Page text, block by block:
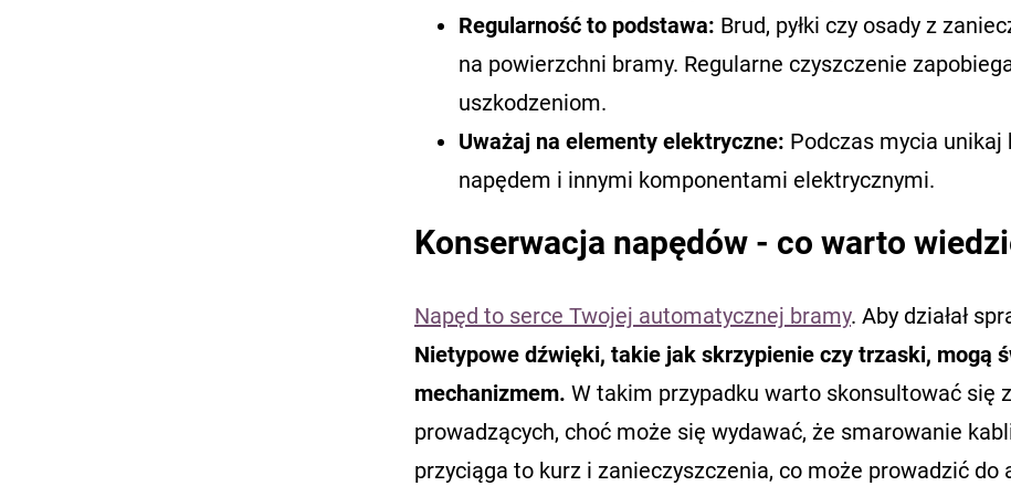
Regularność to podstawa: Brud, pyłki czy osady z
na powierzchni bramy. Regularne czyszczenie
uszkodzeniom.
Uważaj na elementy elektryczne: Podczas mycia
napędem i innymi komponentami elektrycznymi.
Konserwacja napędów - co warto
Napęd to serce Twojej automatycznej bramy. Aby działał
Nietypowe dźwięki, takie jak skrzypienie czy trzaski, mogą
mechanizmem. W takim przypadku warto skonsultować się
prowadzących, choć może się wydawać, że smarowanie
przyciąga to kurz i zanieczyszczenia, co może prowadzić do